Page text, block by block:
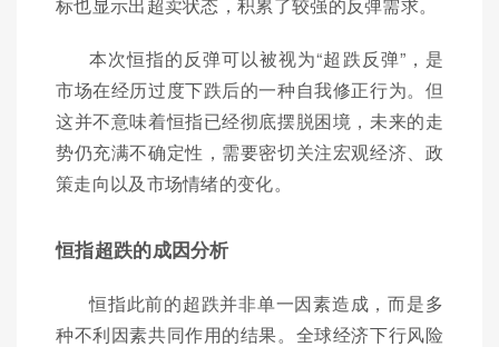
标也显示出超卖状态，积累了较强的反弹需求。
本次恒指的反弹可以被视为“超跌反弹”，是
市场在经历过度下跌后的一种自我修正行为。但
这并不意味着恒指已经彻底摆脱困境，未来的走
势仍充满不确定性，需要密切关注宏观经济、政
策走向以及市场情绪的变化。
恒指超跌的成因分析
恒指此前的超跌并非单一因素造成，而是多
种不利因素共同作用的结果。全球经济下行风险